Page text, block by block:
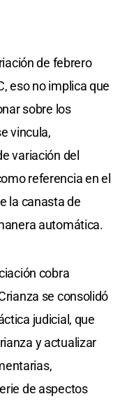
de febrero
eso no implica que
sobre los
vincula,
variación del
referencia en el
la canasta de
automática.
cobra
se consolidó
judicial, que
y actualizar
de aspectos